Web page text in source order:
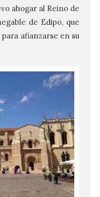
ahogar al Reino de
de Edipo, que
afianzarse en su